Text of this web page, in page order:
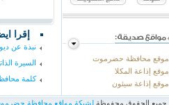
موقع محافظة حضرموت
موقع إذاعة المكلا
موقع إذاعة سيئون
إقرا
نبذة عن
السيرة
كلمة
جميع الحقوق محفوظة لشبكة مواقع محافظة